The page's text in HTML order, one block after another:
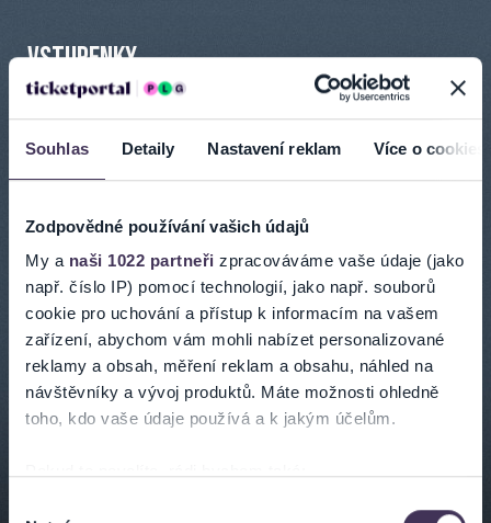
Souhlas Detaily Nastavení reklam Více o cookies
Zodpovědné používání vašich údajů
My a naši 1022 partneři zpracováváme vaše údaje (jako
např. číslo IP) pomocí technologií, jako např. souborů
cookie pro uchování a přístup k informacím na vašem
zařízení, abychom vám mohli nabízet personalizované
reklamy a obsah, měření reklam a obsahu, náhled na
návštěvníky a vývoj produktů. Máte možnosti ohledně
toho, kdo vaše údaje používá a k jakým účelům.
VSTUPENKY
INFORMACE O AKCI
KYJOVSKÁ VSTUPENKA
PŘEHLED KULTURNÍHO DĚNÍ VE MĚSTĚ KYJOV
Zveme vás na koncert Kvarteta Apollon, které patří mezi přední
reprezentanty slavné české kvartetní školy.
Vstupenky v distribuci na prodejních místech Ticketportal a nebo
Bude Vás zajímat: